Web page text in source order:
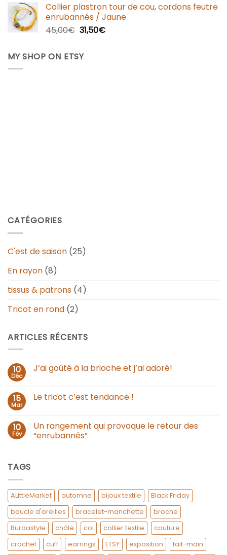
Collier plastron tour de cou, cordons feutre
enrubannés / Jaune
45,00€ 31,50€
MY SHOP ON ETSY
CATÉGORIES
C'est de saison (25)
En rayon (8)
tissus & patrons (4)
Tricot en rond (2)
ARTICLES RÉCENTS
10
Déc
J’ai goûté à la brioche et j’ai adoré!
15
Mar
Le tricot c’est tendance !
10
Fév
Un rangement qui provoque le retour des
“enrubannés”
TAGS
ALittleMarket automne bijoux textile
Black Friday
boucle d'oreilles
bracelet-manchette
broche
Burdastyle
châle col collier textile
couture
crochet
cuff earrings ETSY exposition
fait-main